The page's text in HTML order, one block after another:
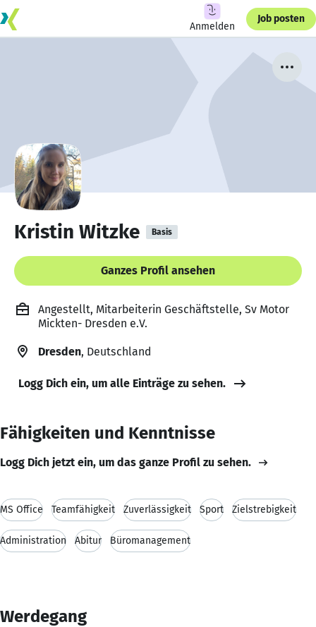
Anmelden
Job posten
Kristin Witzke Basis
Ganzes Profil ansehen
Angestellt, Mitarbeiterin Geschäftstelle, Sv Motor
Mickten- Dresden e.V.
Dresden, Deutschland
Logg Dich ein, um alle Einträge zu sehen.
Fähigkeiten und Kenntnisse
Logg Dich jetzt ein, um das ganze Profil zu sehen.
MS Office Teamfähigkeit Zuverlässigkeit Sport Zielstrebigkeit
Administration Abitur Büromanagement
Werdegang